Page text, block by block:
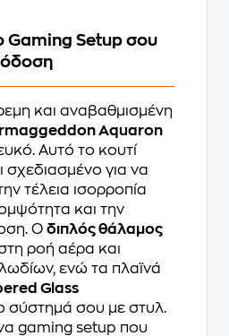
Gaming Setup σου
και αναβαθμισμένη
Aquaron
Αυτό το κουτί
σχεδιασμένο για να
τέλεια ισορροπία
και την
Ο διπλός θάλαμος
ροή αέρα και
ενώ τα πλαϊνά
Glass
σύστημά σου με στυλ.
gaming setup που